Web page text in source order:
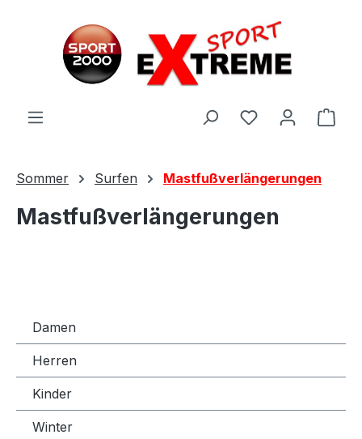
Sommer Surfen Mastfußverlängerungen
Mastfußverlängerungen
Damen
Herren
Kinder
Winter